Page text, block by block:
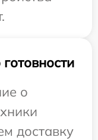
о
доставку